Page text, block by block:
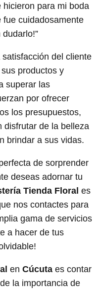
hicieron para mi boda
fue cuidadosamente
del cliente
productos y
superar las
por ofrecer
los presupuestos,
disfrutar de la belleza
brindar a sus vidas.
de sorprender
deseas adornar tu
Tienda Floral es
nos contactes para
gama de servicios
a hacer de tus
en Cúcuta es contar
la importancia de